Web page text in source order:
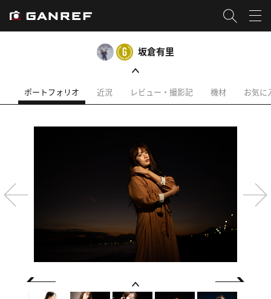
坂倉有里
ポートフォリオ 近況 レビュー・撮影記 機材 お気に